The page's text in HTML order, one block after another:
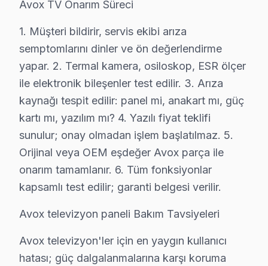
Karlıtepe mahallesi, geçmişten günümüze taşınan
Kazım Karabekir'de Avox TV Servisi
Kazım Karabekir mahallesi, yeni konut projeleri ile
Mevlana'da Avox TV Servisi
Mevlana mahallesi, özellikle yoğun bir nüfusa sahip
Pazariçi'nde Avox TV Servisi
Pazariçi mahallesi, hem yeni konutların hem de eski
Sarıgöl'de Avox TV Servisi
Şemsipaşa'da Avox TV Servisi
Avox TV Onarım Süreci
1. Müşteri bildirir, servis ekibi arıza
semptomlarını dinler ve ön değerlendirme
yapar. 2. Termal kamera, osiloskop, ESR ölçer
ile elektronik bileşenler test edilir. 3. Arıza
kaynağı tespit edilir: panel mi, anakart mı, güç
kartı mı, yazılım mı? 4. Yazılı fiyat teklifi
sunulur; onay olmadan işlem başlatılmaz. 5.
Orijinal veya OEM eşdeğer Avox parça ile
onarım tamamlanır. 6. Tüm fonksiyonlar
kapsamlı test edilir; garanti belgesi verilir.
Avox televizyon paneli Bakım Tavsiyeleri
Avox televizyon'ler için en yaygın kullanıcı
hatası; güç dalgalanmalarına karşı koruma